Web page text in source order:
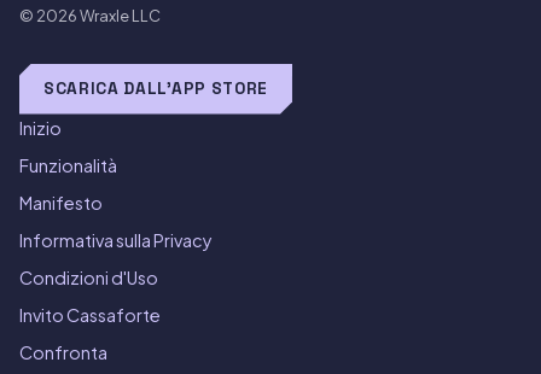
© 2026Wraxle LLC
SCARICA DALL'APP STORE
Inizio
Funzionalità
Manifesto
Informativa sulla Privacy
Condizioni d'Uso
Invito Cassaforte
Confronta